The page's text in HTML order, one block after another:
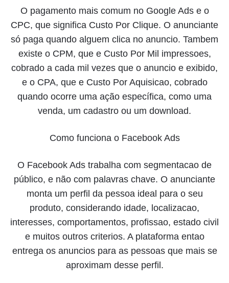
O pagamento mais comum no Google Ads e o
CPC, que significa Custo Por Clique. O anunciante
só paga quando alguem clica no anuncio. Tambem
existe o CPM, que e Custo Por Mil impressoes,
cobrado a cada mil vezes que o anuncio e exibido,
e o CPA, que e Custo Por Aquisicao, cobrado
quando ocorre uma ação específica, como uma
venda, um cadastro ou um download.
Como funciona o Facebook Ads
O Facebook Ads trabalha com segmentacao de
público, e não com palavras chave. O anunciante
monta um perfil da pessoa ideal para o seu
produto, considerando idade, localizacao,
interesses, comportamentos, profissao, estado civil
e muitos outros criterios. A plataforma entao
entrega os anuncios para as pessoas que mais se
aproximam desse perfil.